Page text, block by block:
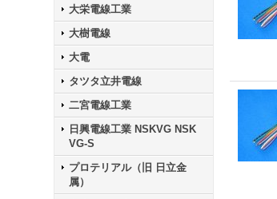
大栄電線工業
大樹電線
大電
タツタ立井電線
二宮電線工業
日興電線工業 NSKVG NSK
VG-S
プロテリアル（旧 日立金
属）